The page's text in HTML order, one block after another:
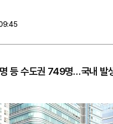
등 수도권 749명…국내 발